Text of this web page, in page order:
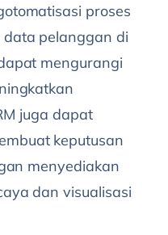
proses
pelanggan di
mengurangi
juga dapat
keputusan
menyediakan
dan visualisasi